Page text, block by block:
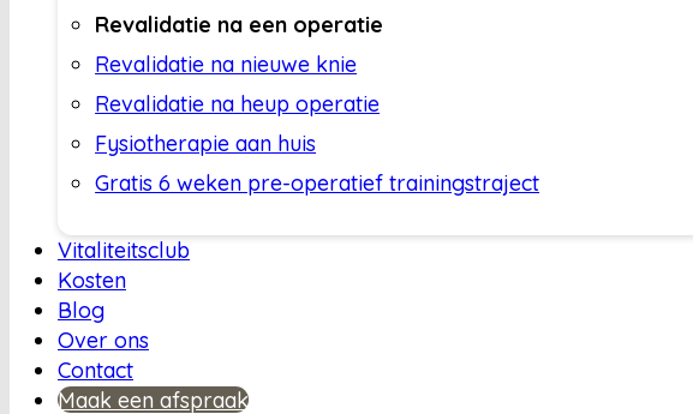
Revalidatie na een operatie
Revalidatie na nieuwe knie
Revalidatie na heup operatie
Fysiotherapie aan huis
Gratis 6 weken pre-operatief trainingstraject
Vitaliteitsclub
Kosten
Blog
Over ons
Contact
Maak een afspraak